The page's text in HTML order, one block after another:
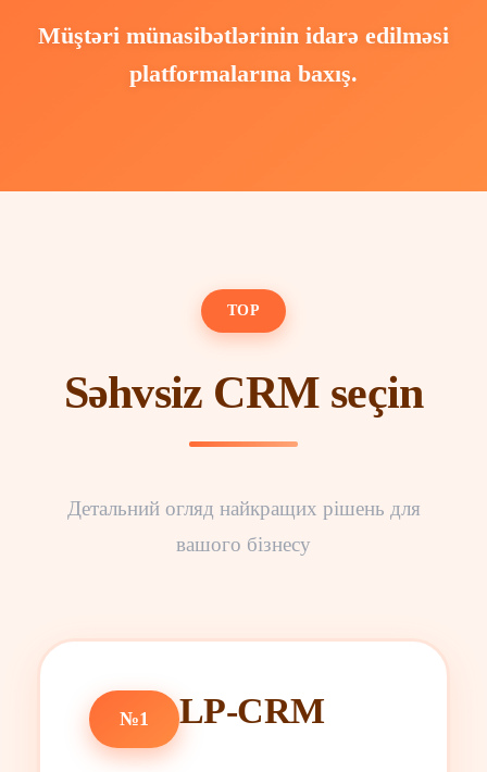
Müştəri münasibətlərinin idarə edilməsi
platformalarına baxış.
TOP
Səhvsiz CRM seçin
Детальний огляд найкращих рішень для
вашого бізнесу
№1 LP-CRM